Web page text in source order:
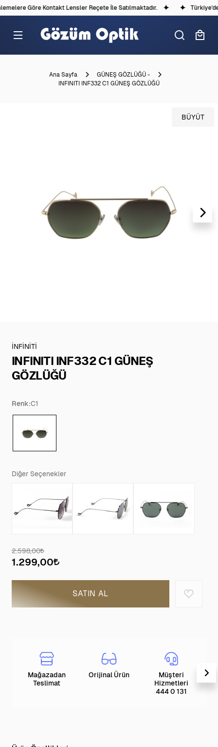
Göre Kontakt Lensler Reçete İle Satılmaktadır.
Ana Sayfa
GÜNEŞ GÖZLÜĞÜ -
INFINITI INF332 C1 GÜNEŞ GÖZLÜĞÜ
BÜYÜT
İNFİNİTİ
INFINITI INF332 C1 GÜNEŞ
GÖZLÜĞÜ
Renk:C1
Diğer Seçenekler
2.598,00
1.299,00
SATIN AL
Mağazadan
Teslimat
Orijinal Ürün
Müşteri
Hizmetleri
444 0 131